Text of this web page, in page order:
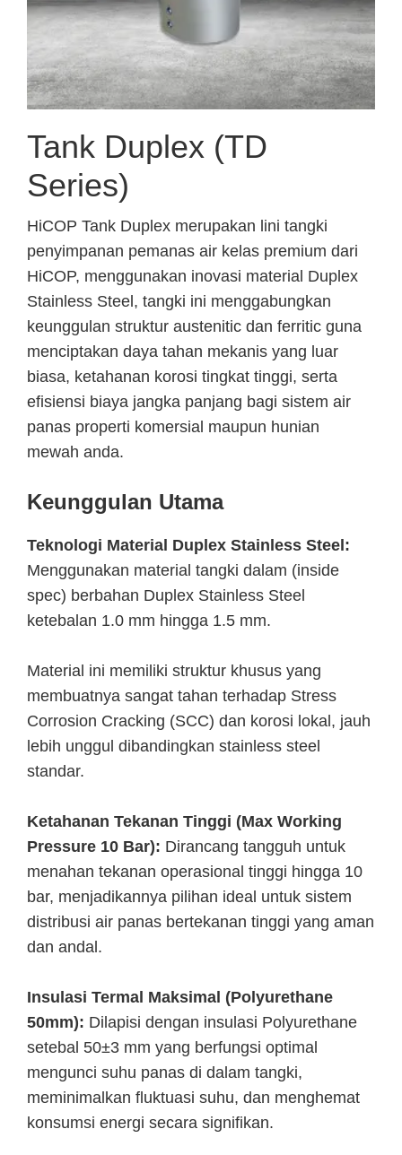
Tank Duplex (TD
Series)
HiCOP Tank Duplex merupakan lini tangki
penyimpanan pemanas air kelas premium dari
HiCOP, menggunakan inovasi material Duplex
Stainless Steel, tangki ini menggabungkan
keunggulan struktur austenitic dan ferritic guna
menciptakan daya tahan mekanis yang luar
biasa, ketahanan korosi tingkat tinggi, serta
efisiensi biaya jangka panjang bagi sistem air
panas properti komersial maupun hunian
mewah anda.
Keunggulan Utama
Teknologi Material Duplex Stainless Steel:
Menggunakan material tangki dalam (inside
spec) berbahan Duplex Stainless Steel
ketebalan 1.0 mm hingga 1.5 mm.
Material ini memiliki struktur khusus yang
membuatnya sangat tahan terhadap Stress
Corrosion Cracking (SCC) dan korosi lokal, jauh
lebih unggul dibandingkan stainless steel
standar.
Ketahanan Tekanan Tinggi (Max Working
Pressure 10 Bar): Dirancang tangguh untuk
menahan tekanan operasional tinggi hingga 10
bar, menjadikannya pilihan ideal untuk sistem
distribusi air panas bertekanan tinggi yang aman
dan andal.
Insulasi Termal Maksimal (Polyurethane
50mm): Dilapisi dengan insulasi Polyurethane
setebal 50±3 mm yang berfungsi optimal
mengunci suhu panas di dalam tangki,
meminimalkan fluktuasi suhu, dan menghemat
konsumsi energi secara signifikan.